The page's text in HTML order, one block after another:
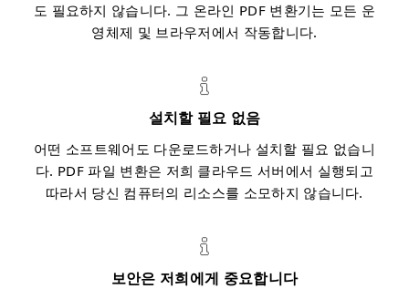
도 필요하지 않습니다. 그 온라인 PDF 변환기는 모든 운
영체제 및 브라우저에서 작동합니다.
설치할 필요 없음
어떤 소프트웨어도 다운로드하거나 설치할 필요 없습니
다. PDF 파일 변환은 저희 클라우드 서버에서 실행되고
따라서 당신 컴퓨터의 리소스를 소모하지 않습니다.
보안은 저희에게 중요합니다